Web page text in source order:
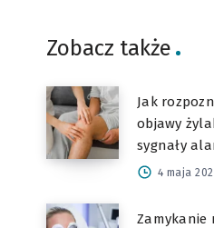
Zobacz także
Jak
objawy
sygnały
4 maja
Zamykanie